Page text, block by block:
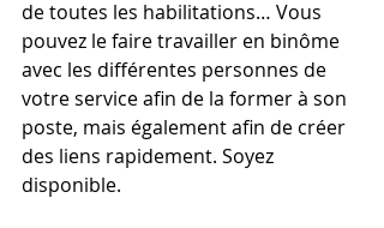
de toutes les habilitations… Vous
pouvez le faire travailler en binôme
avec les différentes personnes de
votre service afin de la former à son
poste, mais également afin de créer
des liens rapidement. Soyez
disponible.